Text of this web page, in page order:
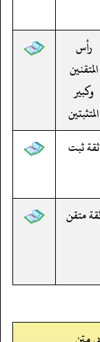
رأس
المتقنين
وكبير
المتثبتين
ثقة ثبت
متقن